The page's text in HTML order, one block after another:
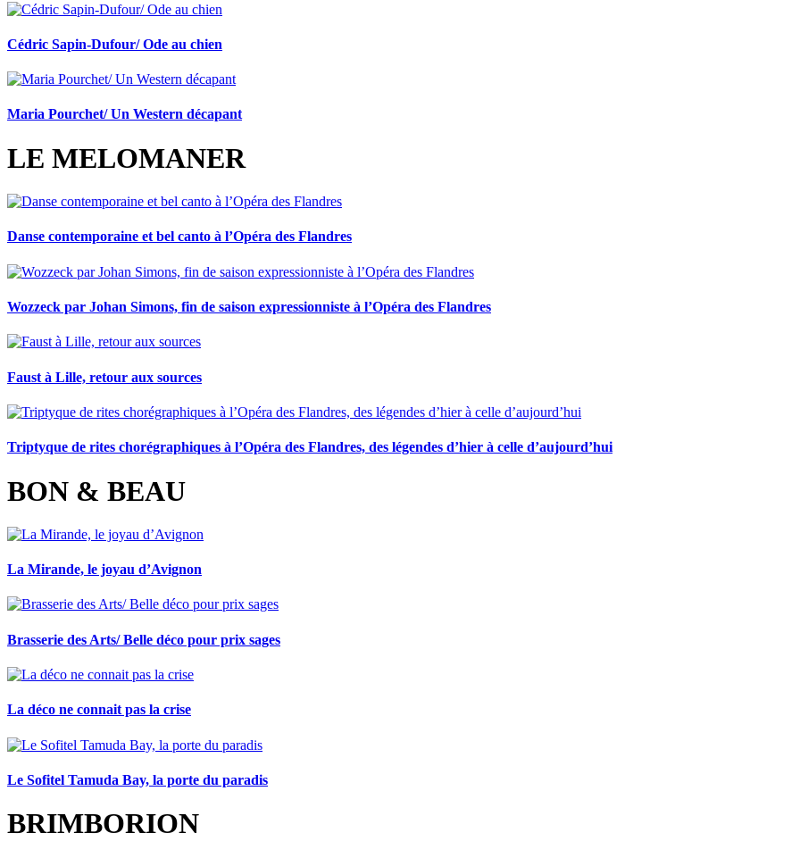
Cédric Sapin-Dufour/ Ode au chien
Maria Pourchet/ Un Western décapant
LE MELOMANER
Danse contemporaine et bel canto à l’Opéra des Flandres
Wozzeck par Johan Simons, fin de saison expressionniste à l’Opéra des Flandres
Faust à Lille, retour aux sources
Triptyque de rites chorégraphiques à l’Opéra des Flandres, des légendes d’hier à celle d’aujourd’hui
BON & BEAU
La Mirande, le joyau d’Avignon
Brasserie des Arts/ Belle déco pour prix sages
La déco ne connait pas la crise
Le Sofitel Tamuda Bay, la porte du paradis
BRIMBORION